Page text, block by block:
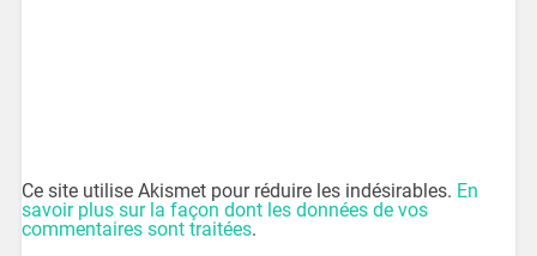
Ce site utilise Akismet pour réduire les indésirables. En
savoir plus sur la façon dont les données de vos
commentaires sont traitées.